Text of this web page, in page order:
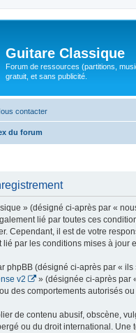
Guitare Classique
Forum de ressources (partitions,
gratuit, et sans publicité.
contacter
du forum
» (désigné ci-après par «
lié par toutes ces
Cependant, il est de votre
par les conditions mises à jour
phpBB (désigné ci-après par «
v2 » (désignée ci-après par
des comportements autorisés
de contenu abusif, obscène,
ou du droit international.